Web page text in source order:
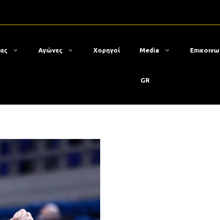
Αγώνες Χορηγοί Media
GR